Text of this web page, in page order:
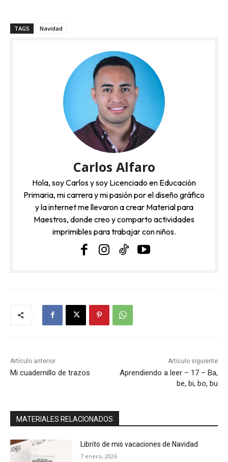
TAGS Navidad
Carlos Alfaro
Hola, soy Carlos y soy Licenciado en Educación
Primaria, mi carrera y mi pasión por el diseño gráfico
y la internet me llevaron a crear Material para
Maestros, donde creo y comparto actividades
imprimibles para trabajar con niños.
Artículo anterior
Mi cuadernillo de trazos
Artículo siguiente
Aprendiendo a leer – 17 – Ba,
be, bi, bo, bu
MATERIALES RELACIONADOS
Librito de mis vacaciones de Navidad
7 enero, 2026